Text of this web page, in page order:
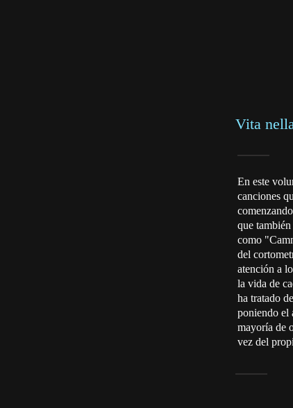
Vita
En este
canciones
que
como
del
atención a
la vida de
ha tratado
poniendo el
mayoría de
vez del